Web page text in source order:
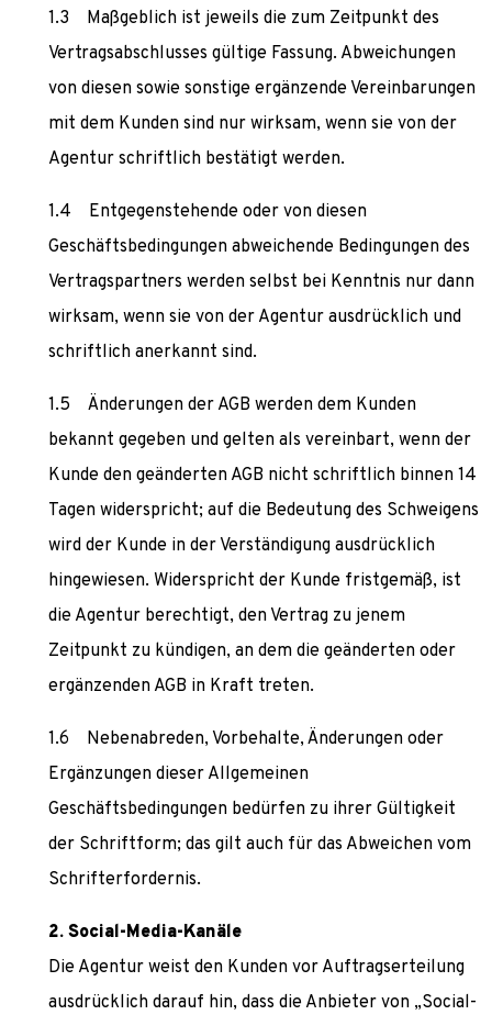
Maßgeblich ist jeweils die zum Zeitpunkt des
Vertragsabschlusses gültige Fassung. Abweichungen
von diesen sowie sonstige ergänzende Vereinbarungen
mit dem Kunden sind nur wirksam, wenn sie von der
Agentur schriftlich bestätigt werden.
Entgegenstehende oder von diesen
Geschäftsbedingungen abweichende Bedingungen des
Vertragspartners werden selbst bei Kenntnis nur dann
wirksam, wenn sie von der Agentur ausdrücklich und
schriftlich anerkannt sind.
Änderungen der AGB werden dem Kunden
bekannt gegeben und gelten als vereinbart, wenn der
Kunde den geänderten AGB nicht schriftlich binnen 14
Tagen widerspricht; auf die Bedeutung des Schweigens
wird der Kunde in der Verständigung ausdrücklich
hingewiesen. Widerspricht der Kunde fristgemäß, ist
die Agentur berechtigt, den Vertrag zu jenem
Zeitpunkt zu kündigen, an dem die geänderten oder
ergänzenden AGB in Kraft treten.
Nebenabreden, Vorbehalte, Änderungen oder
Ergänzungen dieser Allgemeinen
Geschäftsbedingungen bedürfen zu ihrer Gültigkeit
der Schriftform; das gilt auch für das Abweichen vom
Schrifterfordernis.
Social-Media-Kanäle
Die Agentur weist den Kunden vor Auftragserteilung
ausdrücklich darauf hin, dass die Anbieter von „Social-